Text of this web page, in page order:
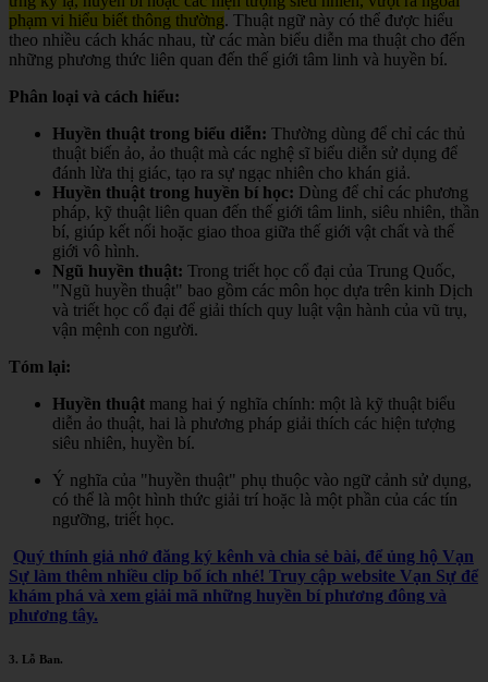
phạm vi hiểu biết thông thường. Thuật ngữ này có thể được hiểu
theo nhiều cách khác nhau, từ các màn biểu diễn ma thuật cho đến
những phương thức liên quan đến thế giới tâm linh và huyền bí.
Phân loại và cách hiểu:
Huyền thuật trong biểu diễn: Thường dùng để chỉ các thủ
thuật biến ảo, ảo thuật mà các nghệ sĩ biểu diễn sử dụng để
đánh lừa thị giác, tạo ra sự ngạc nhiên cho khán giả.
Huyền thuật trong huyền bí học: Dùng để chỉ các phương
pháp, kỹ thuật liên quan đến thế giới tâm linh, siêu nhiên, thần
bí, giúp kết nối hoặc giao thoa giữa thế giới vật chất và thế
giới vô hình.
Ngũ huyền thuật: Trong triết học cổ đại của Trung Quốc,
"Ngũ huyền thuật" bao gồm các môn học dựa trên kinh Dịch
và triết học cổ đại để giải thích quy luật vận hành của vũ trụ,
vận mệnh con người.
Tóm lại:
Huyền thuật mang hai ý nghĩa chính: một là kỹ thuật biểu
diễn ảo thuật, hai là phương pháp giải thích các hiện tượng
siêu nhiên, huyền bí.
Ý nghĩa của "huyền thuật" phụ thuộc vào ngữ cảnh sử dụng,
có thể là một hình thức giải trí hoặc là một phần của các tín
ngưỡng, triết học.
Quý thính giả nhớ đăng ký kênh và chia sẻ bài, để ủng hộ Vạn
Sự làm thêm nhiều clip bổ ích nhé! Truy cập website Vạn Sự để
khám phá và xem giải mã những huyền bí phương đông và
phương tây.
3. Lỗ Ban.